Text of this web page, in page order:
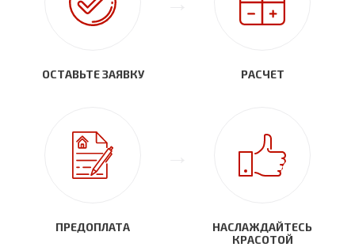
ОСТАВЬТЕ ЗАЯВКУ РАСЧЕТ
ПРЕДОПЛАТА
НАСЛАЖДАЙТЕСЬ
КРАСОТОЙ